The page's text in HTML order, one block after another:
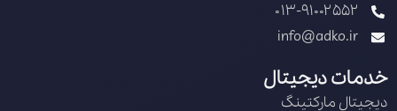
013-91002552
info@adko.ir
خدمات دیجیتال
دیجیتال مارکتینگ